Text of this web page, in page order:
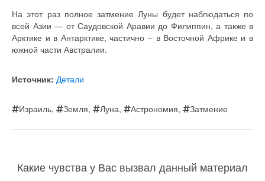
На этот раз полное затмение Луны будет наблюдаться по
всей Азии — от Саудовской Аравии до Филиппин, а также в
Арктике и в Антарктике, частично – в Восточной Африке и в
южной части Австралии.
Источник: Детали
Израиль, Земля, Луна, Астрономия, Затмение
Какие чувства у Вас вызвал данный материал